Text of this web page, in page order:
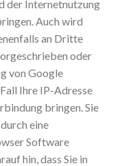
der Internetnutzung
Auch wird
an Dritte
oder
von Google
Ihre IP-Adresse
bringen. Sie
eine
Software
hin, dass Sie in